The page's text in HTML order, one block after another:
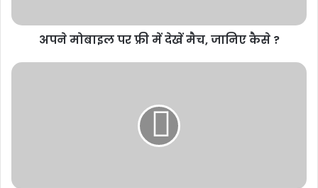
अपने मोबाइल पर फ्री में देखें मैच, जानिए कैसे ?